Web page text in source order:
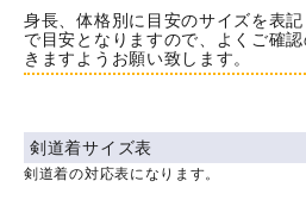
身長、体格別に目安のサイズを表
で目安となりますので、よくご確
きますようお願い致します。
剣道着サイズ表
剣道着の対応表になります。